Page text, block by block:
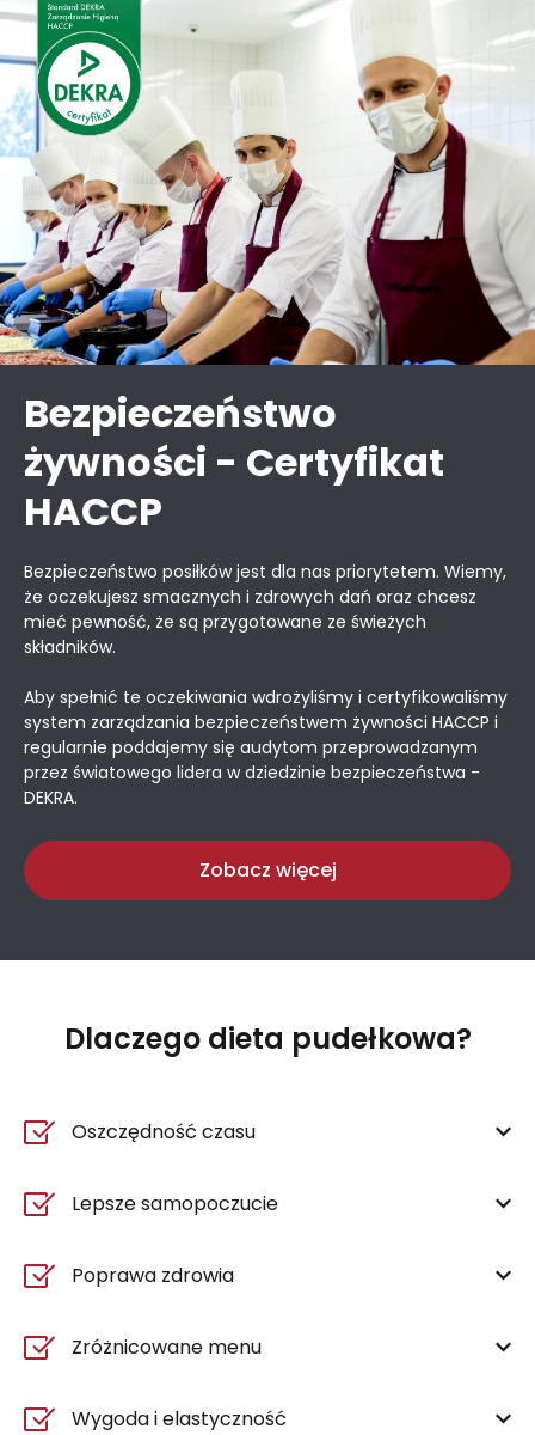
Bezpieczeństwo
żywności - Certyfikat
HACCP
Bezpieczeństwo posiłków jest dla nas priorytetem. Wiemy,
że oczekujesz smacznych i zdrowych dań oraz chcesz
mieć pewność, że są przygotowane ze świeżych
składników.
Aby spełnić te oczekiwania wdrożyliśmy i certyfikowaliśmy
system zarządzania bezpieczeństwem żywności HACCP i
regularnie poddajemy się audytom przeprowadzanym
przez światowego lidera w dziedzinie bezpieczeństwa -
DEKRA.
Zobacz więcej
Dlaczego dieta pudełkowa?
Oszczędność czasu
Lepsze samopoczucie
Poprawa zdrowia
Zróżnicowane menu
Wygoda i elastyczność